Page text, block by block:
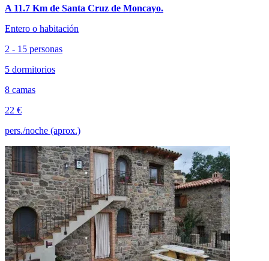
A 11.7 Km de Santa Cruz de Moncayo.
Entero o habitación
2 - 15 personas
5 dormitorios
8 camas
22 €
pers./noche (aprox.)